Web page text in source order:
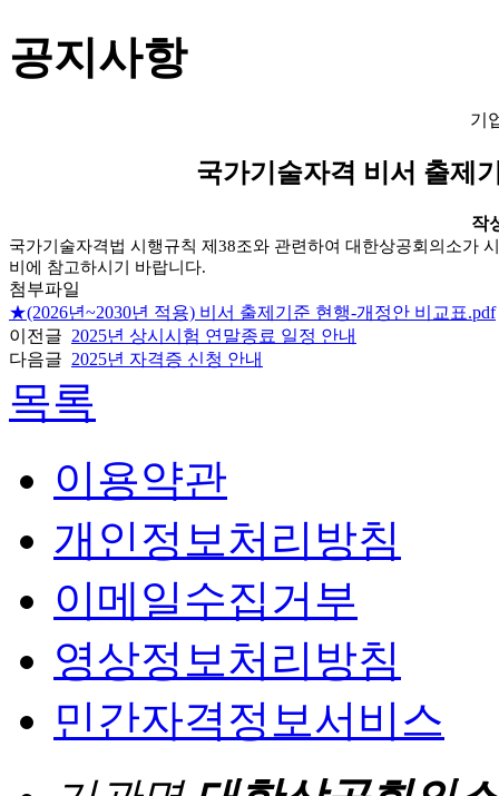
공지사항
기
국가기술자격 비서 출제
작
국가기술자격법 시행규칙 제38조와 관련하여 대한상공회의소가
비에 참고하시기 바랍니다.
첨부파일
★(2026년~2030년 적용) 비서 출제기준 현행-개정안 비교표.pdf
이전글 2025년 상시시험 연말종료 일정 안내
다음글 2025년 자격증 신청 안내
목록
이용약관
개인정보처리방침
이메일수집거부
영상정보처리방침
민간자격정보서비스